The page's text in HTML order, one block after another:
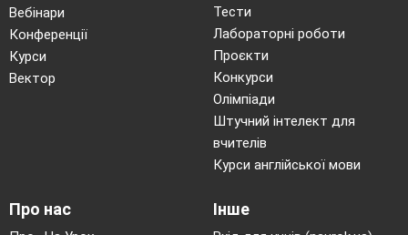
Вебінари
Конференції
Курси
Вектор
Тести
Лабораторні роботи
Проєкти
Конкурси
Олімпіади
Штучний інтелект для
вчителів
Курси англійської мови
Про нас Інше